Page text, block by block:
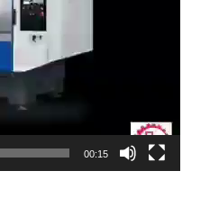
00:15